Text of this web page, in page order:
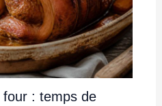
four : temps de